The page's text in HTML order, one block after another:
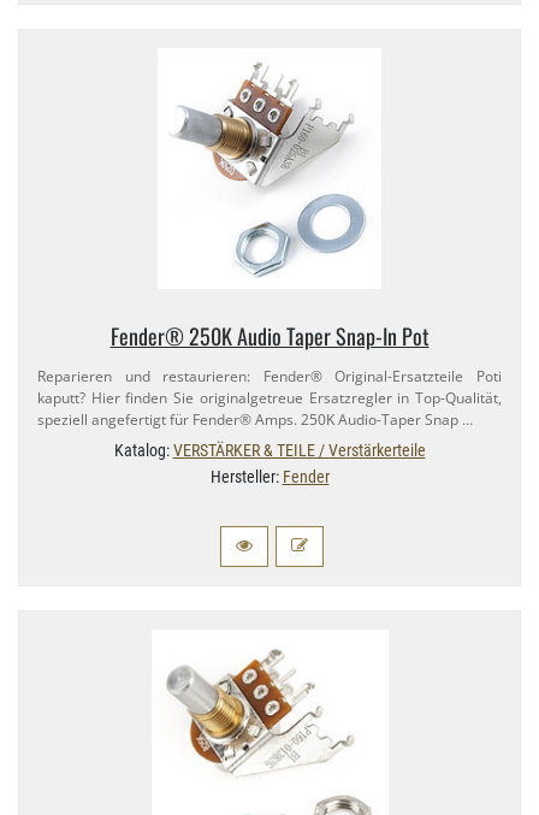
Fender® 250K Audio Taper Snap-​In Pot
Reparieren und restaurieren: Fender® Original-​Ersatzteile Poti
kaputt? Hier finden Sie originalgetreue Ersatzregler in Top-​Qualität,
speziell angefertigt für Fender® Amps. 250K Audio-​Taper Snap …
Katalog:VERSTÄRKER & TEILE / Verstärkerteile
Hersteller: Fender